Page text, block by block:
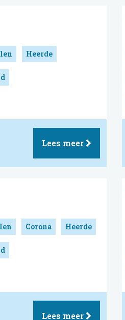
Heerde
Lees meer
Corona Heerde
Lees meer